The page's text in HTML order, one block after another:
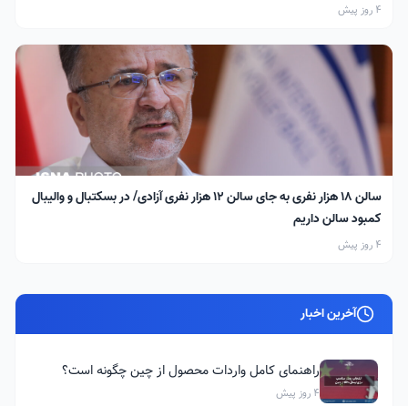
4 روز پیش
سالن ۱۸ هزار نفری به جای سالن ۱۲ هزار نفری آزادی/ در بسکتبال و والیبال
کمبود سالن داریم
4 روز پیش
آخرین اخبار
راهنمای کامل واردات محصول از چین چگونه است؟
4 روز پیش